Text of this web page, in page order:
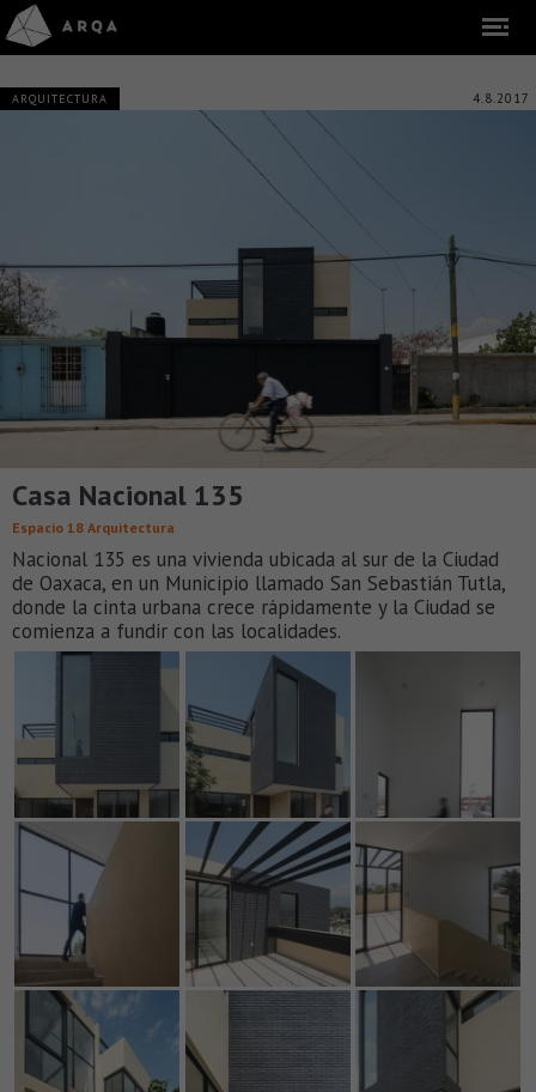
ARQUITECTURA 4.8.2017
Casa Nacional 135
Espacio 18 Arquitectura
Nacional 135 es una vivienda ubicada al sur de la Ciudad
de Oaxaca, en un Municipio llamado San Sebastián Tutla,
donde la cinta urbana crece rápidamente y la Ciudad se
comienza a fundir con las localidades.